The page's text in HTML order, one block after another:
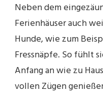
Neben dem
Ferienhäuser auch
Hunde, wie zum
Fressnäpfe. So fühlt
Anfang an wie zu
vollen Zügen